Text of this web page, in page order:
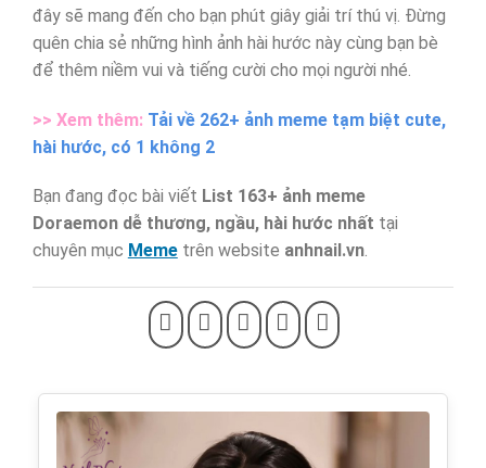
đây sẽ mang đến cho bạn phút giây giải trí thú vị. Đừng
quên chia sẻ những hình ảnh hài hước này cùng bạn bè
để thêm niềm vui và tiếng cười cho mọi người nhé.
>> Xem thêm: Tải về 262+ ảnh meme tạm biệt cute,
hài hước, có 1 không 2
Bạn đang đọc bài viết List 163+ ảnh meme
Doraemon dễ thương, ngầu, hài hước nhất tại
chuyên mục Memetrên website anhnail.vn.